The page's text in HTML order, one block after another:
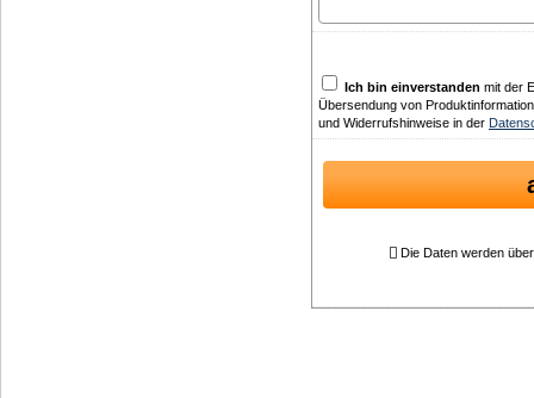
Ich bin einverstanden mit der
Übersendung von
und Widerrufshinweise in der
Die Daten werden